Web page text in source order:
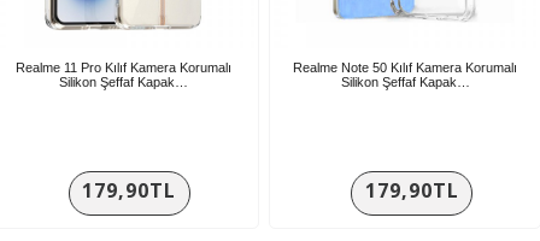
Realme 11 Pro Kılıf Kamera Korumalı
Silikon Şeffaf Kapak…
179,90TL
Realme Note 50 Kılıf Kamera Korumalı
Silikon Şeffaf Kapak…
179,90TL